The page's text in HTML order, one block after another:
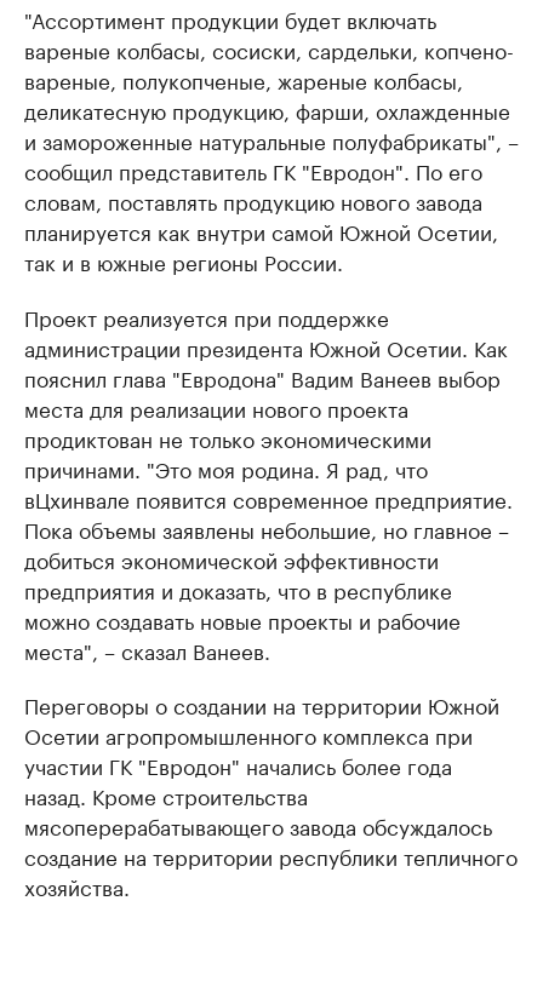
"Ассортимент продукции будет включать
вареные колбасы, сосиски, сардельки, копчено-
вареные, полукопченые, жареные колбасы,
деликатесную продукцию, фарши, охлажденные
и замороженные натуральные полуфабрикаты", –
сообщил представитель ГК "Евродон". По его
словам, поставлять продукцию нового завода
планируется как внутри самой Южной Осетии,
так и в южные регионы России.
Проект реализуется при поддержке
администрации президента Южной Осетии. Как
пояснил глава "Евродона" Вадим Ванеев выбор
места для реализации нового проекта
продиктован не только экономическими
причинами. "Это моя родина. Я рад, что
вЦхинвале появится современное предприятие.
Пока объемы заявлены небольшие, но главное –
добиться экономической эффективности
предприятия и доказать, что в республике
можно создавать новые проекты и рабочие
места", – сказал Ванеев.
Переговоры о создании на территории Южной
Осетии агропромышленного комплекса при
участии ГК "Евродон" начались более года
назад. Кроме строительства
мясоперерабатывающего завода обсуждалось
создание на территории республики тепличного
хозяйства.